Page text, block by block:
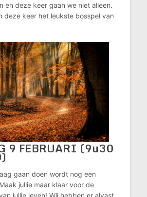
en deze keer gaan we niet alleen.
deze keer het leukste bosspel van
9 FEBRUARI (9u30
gaan doen wordt nog een
jullie maar klaar voor de